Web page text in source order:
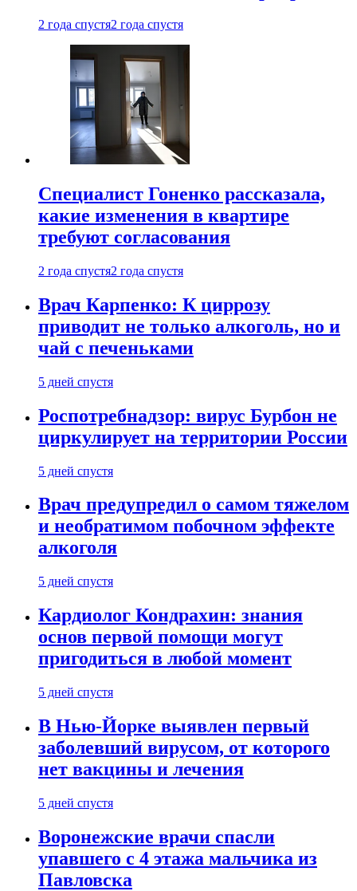
2 года спустя2 года спустя
Специалист Гоненко рассказала,
какие изменения в квартире
требуют согласования
2 года спустя2 года спустя
Врач Карпенко: К циррозу
приводит не только алкоголь, но и
чай с печеньками
5 дней спустя
Роспотребнадзор: вирус Бурбон не
циркулирует на территории России
5 дней спустя
Врач предупредил о самом тяжелом
и необратимом побочном эффекте
алкоголя
5 дней спустя
Кардиолог Кондрахин: знания
основ первой помощи могут
пригодиться в любой момент
5 дней спустя
В Нью-Йорке выявлен первый
заболевший вирусом, от которого
нет вакцины и лечения
5 дней спустя
Воронежские врачи спасли
упавшего с 4 этажа мальчика из
Павловска